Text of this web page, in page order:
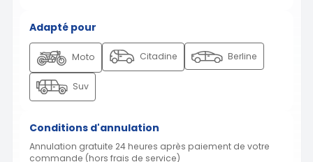
Adapté pour
Moto Citadine Berline
Suv
Conditions d'annulation
Annulation gratuite 24 heures après paiement de votre
commande (hors frais de service)